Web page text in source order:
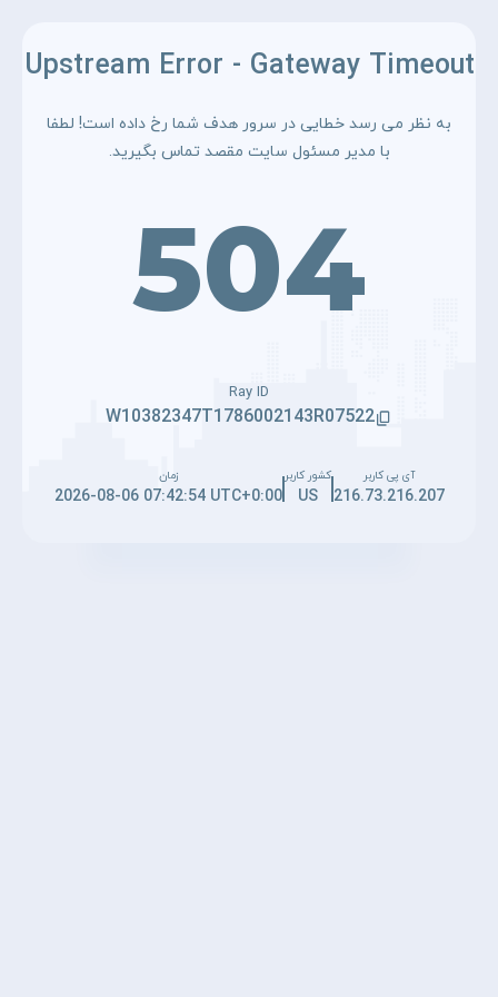
Upstream Error - Gateway Timeout
به نظر می رسد خطایی در سرور هدف شما رخ داده است! لطفا
با مدیر مسئول سایت مقصد تماس بگیرید.
504
Ray ID
W10382347T1786002143R07522
آی پی کاربر
216.73.216.207
کشور کاربر
US
زمان
2026-08-06 07:42:54 UTC+0:00